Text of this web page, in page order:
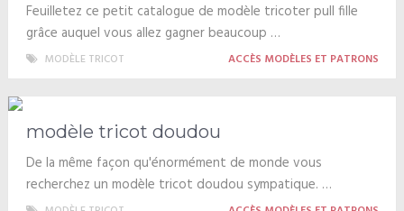
Feuilletez ce petit catalogue de modèle tricoter pull fille
grâce auquel vous allez gagner beaucoup …
MODÈLE TRICOT ACCÈS MODÈLES ET PATRONS
modèle tricot doudou
De la même façon qu'énormément de monde vous
recherchez un modèle tricot doudou sympatique. …